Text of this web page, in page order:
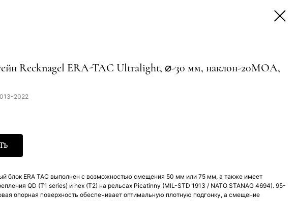
Recknagel ERA-TAC Ultralight, ⌀-30 мм, наклон-20MOA,
2022
блок ERA TAC выполнен с возможностью смещения 50 мм или 75 мм, а также имеет
QD (T1 series) и hex (T2) на рельсах Picatinny (MIL-STD 1913 / NATO STANAG 4694). 95-
опорная поверхность обеспечивает оптимальную плотную подгонку, а смещение